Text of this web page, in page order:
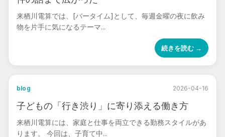
来栖川電算では、[バータイム]として、毎週金曜の夜に飲み
物を片手に気になるテーマ...
続きを読む →
blog 2026-04-16
子どもの「行き渋り」に寄り添える働き方
来栖川電算には、家庭と仕事を両立できる勤務スタイルがあ
ります。 今回は、子育て中...